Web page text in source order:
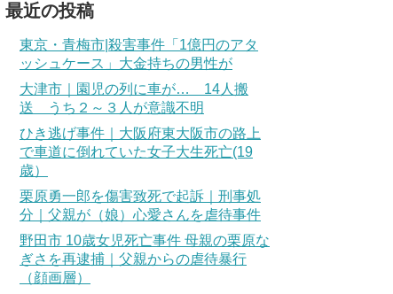
最近の投稿
東京・青梅市|殺害事件「1億円のアタ
ッシュケース」大金持ちの男性が
大津市｜園児の列に車が… 14人搬
送 うち２～３人が意識不明
ひき逃げ事件｜大阪府東大阪市の路上
で車道に倒れていた女子大生死亡(19
歳）
栗原勇一郎を傷害致死で起訴｜刑事処
分｜父親が（娘）心愛さんを虐待事件
野田市 10歳女児死亡事件 母親の栗原な
ぎさを再逮捕｜父親からの虐待暴行
（顔画層）